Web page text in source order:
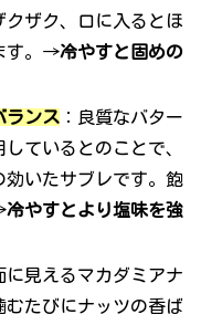
ザク、口に入るとほ
す。→冷やすと固めの
ランス ：良質なバター
ているとのことで、
いたサブレです。飽
冷やすとより塩味を強
に見えるマカダミアナ
むたびにナッツの香ば